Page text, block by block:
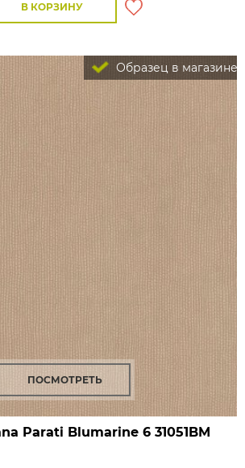
В КОРЗИНУ
Образец в магазине
ПОСМОТРЕТЬ
Parati Blumarine 6 31051BM